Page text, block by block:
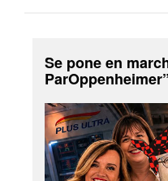
Se pone en
ParOppenheimer”